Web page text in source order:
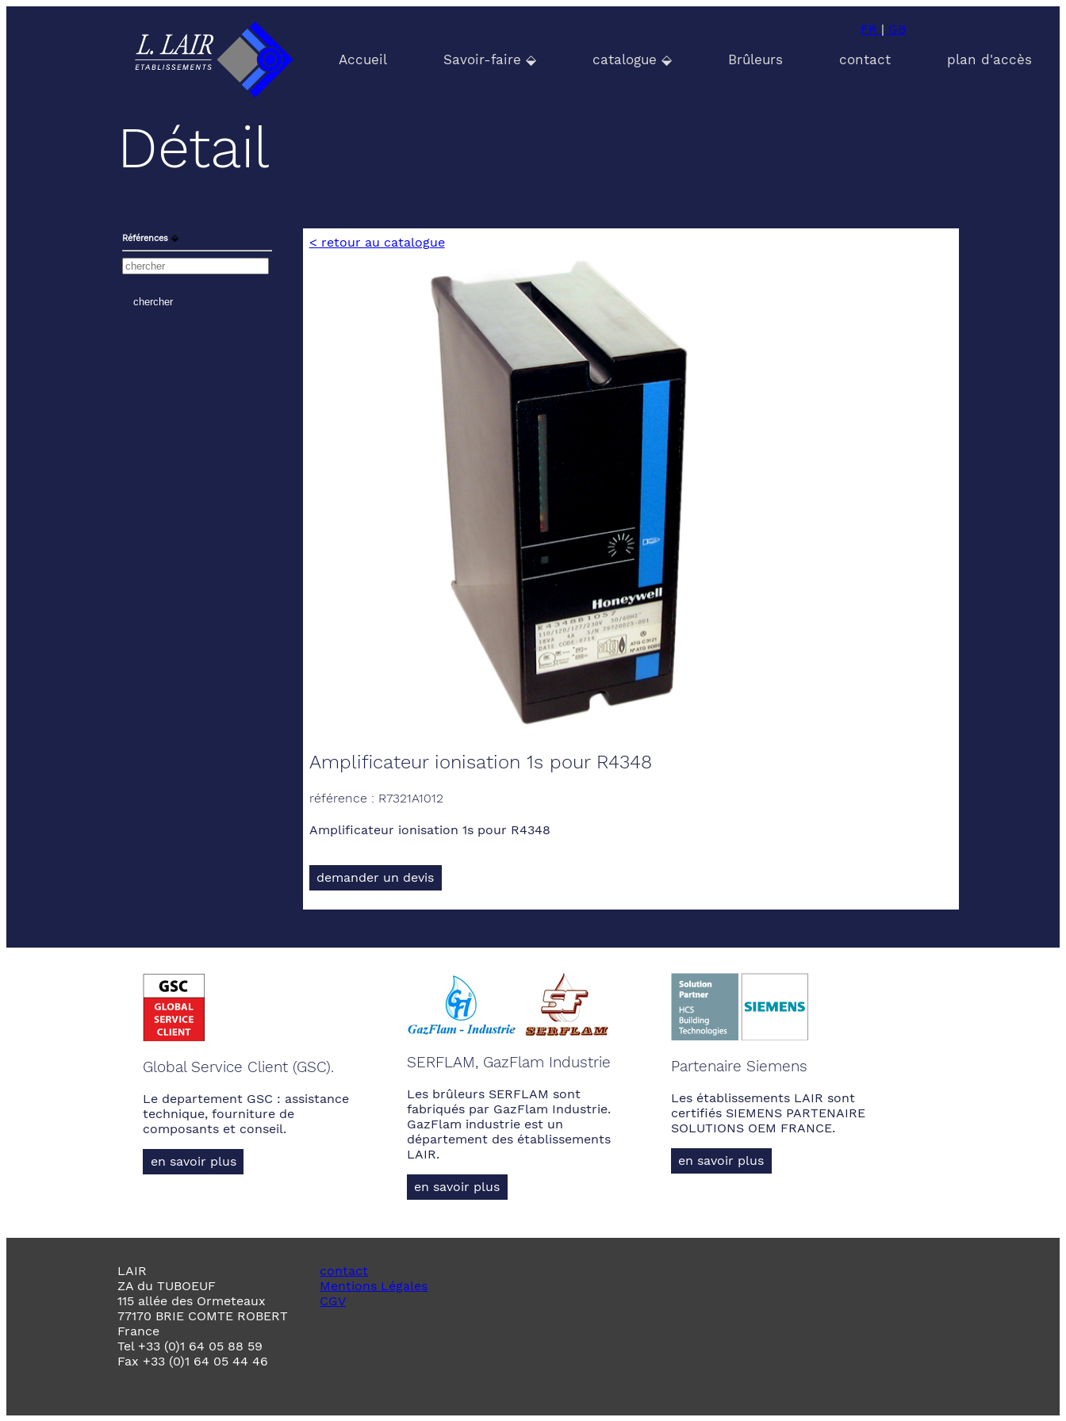
FR | GB
Accueil Savoir-faire ⬙ catalogue ⬙ Brûleurs contact plan d'accès
Détail
Références ⬙ < retour au catalogue
Amplificateur ionisation 1s pour R4348
référence : R7321A1012
Amplificateur ionisation 1s pour R4348
demander un devis
Global Service Client (GSC).
Le departement GSC : assistance
technique, fourniture de
composants et conseil.
en savoir plus
SERFLAM, GazFlam Industrie
Les brûleurs SERFLAM sont
fabriqués par GazFlam Industrie.
GazFlam industrie est un
département des établissements
LAIR.
en savoir plus
Partenaire Siemens
Les établissements LAIR sont
certifiés SIEMENS PARTENAIRE
SOLUTIONS OEM FRANCE.
en savoir plus
LAIR
ZA du TUBOEUF
115 allée des Ormeteaux
77170 BRIE COMTE ROBERT
France
Tel +33 (0)1 64 05 88 59
Fax +33 (0)1 64 05 44 46
contact
Mentions Légales
CGV